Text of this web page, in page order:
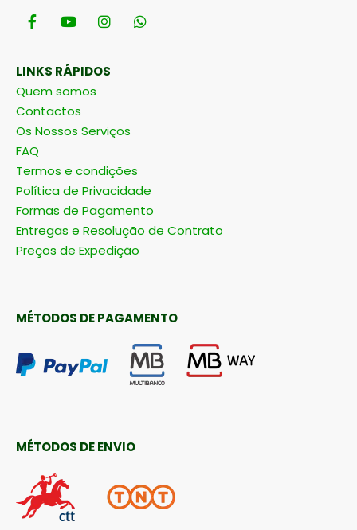
LINKS RÁPIDOS
Quem somos
Contactos
Os Nossos Serviços
FAQ
Termos e condições
Política de Privacidade
Formas de Pagamento
Entregas e Resolução de Contrato
Preços de Expedição
MÉTODOS DE PAGAMENTO
MÉTODOS DE ENVIO